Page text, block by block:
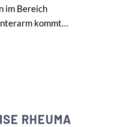
im Bereich
kommt…
RHEUMA